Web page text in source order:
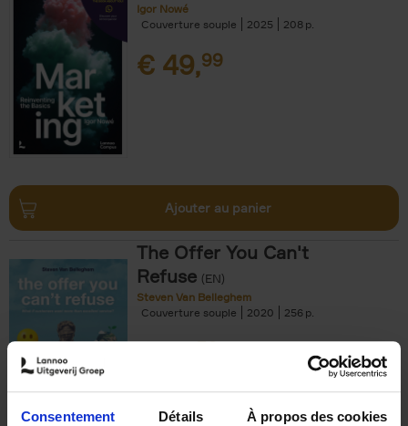
Consentement Détails À propos des cookies
Igor Nowé
Couverture souple
2025 208
€ 49,99
Ajouter au panier
The Offer You Can't
Refuse (EN)
Steven Van Belleghem
Couverture souple
2020 256
€37,50